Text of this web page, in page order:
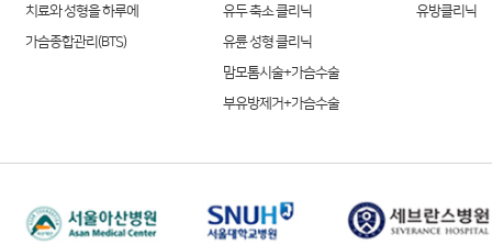
치료와 성형을 하루에
가슴종합관리(BTS)
유두 축소 클리닉
유륜 성형 클리닉
맘모톰시술+가슴수술
부유방제거+가슴수술
유방클리닉